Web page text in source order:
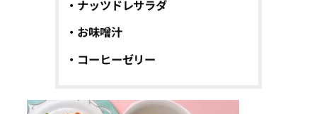
・ナッツドレサラダ
・お味噌汁
・コーヒーゼリー